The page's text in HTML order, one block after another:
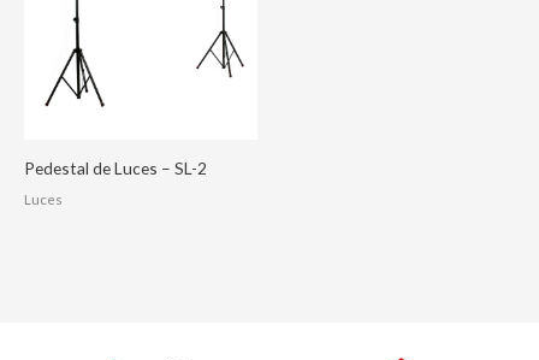
Pedestal de Luces – SL-2
Luces